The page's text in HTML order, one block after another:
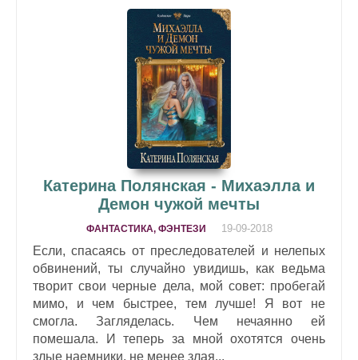
Катерина Полянская - Михаэлла и
Демон чужой мечты
ФАНТАСТИКА, ФЭНТЕЗИ 19-09-2018
Если, спасаясь от преследователей и нелепых
обвинений, ты случайно увидишь, как ведьма
творит свои черные дела, мой совет: пробегай
мимо, и чем быстрее, тем лучше! Я вот не
смогла. Загляделась. Чем нечаянно ей
помешала. И теперь за мной охотятся очень
злые наемники, не менее злая...